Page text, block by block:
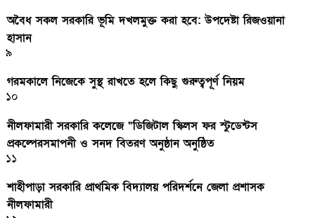
অবৈধ সকল সরকারি ভূমি দখলমুক্ত করা হবে: উপদেষ্টা রিজওয়ানা
হাসান
৯
গরমকালে নিজেকে সুস্থ রাখতে হলে কিছু গুরুত্বপূর্ণ নিয়ম
১০
নীলফামারী সরকারি কলেজে “ডিজিটাল স্কিলস ফর স্টুডেন্টস
প্রকল্পেরসমাপনী ও সনদ বিতরণ অনুষ্ঠান অনুষ্ঠিত
১১
শাহীপাড়া সরকারি প্রাথমিক বিদ্যালয় পরিদর্শনে জেলা প্রশাসক
নীলফামারী